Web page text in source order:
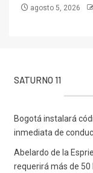
agosto 5, 2026
SATURNO 11
Bogotá instalará
inmediata de
Abelardo de la
requerirá más de